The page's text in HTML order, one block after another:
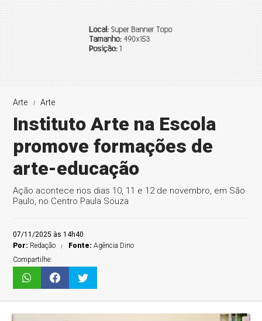
Arte Arte
Instituto Arte na Escola
promove formações de
arte-educação
Ação acontece nos dias 10, 11 e 12 de novembro, em São
Paulo, no Centro Paula Souza
07/11/2025 às 14h40
Por: Redação Fonte:Agência Dino
Compartilhe: